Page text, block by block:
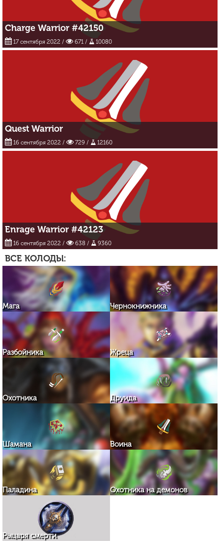
Charge Warrior #42150
17 сентября 2022 / 671 / 10080
Quest Warrior
16 сентября 2022 / 729 / 12160
Enrage Warrior #42123
16 сентября 2022 / 638 / 9360
ВСЕ КОЛОДЫ:
Мага Чернокнижника
Разбойника Жреца
Охотника Друида
Шамана Воина
Паладина Охотника на демонов
Рыцаря смерти